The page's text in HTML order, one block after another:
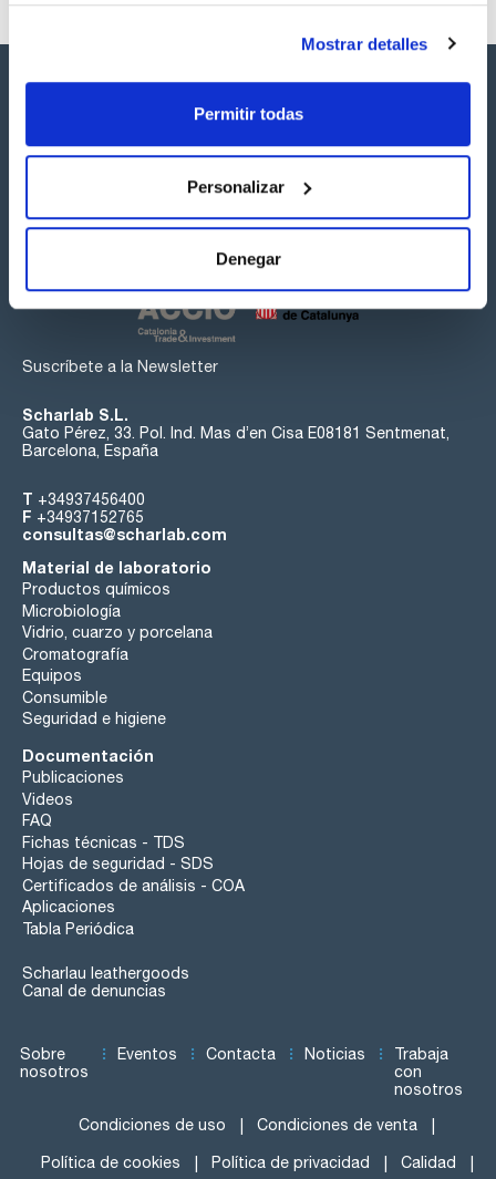
Mostrar detalles
Permitir todas
Personalizar
Denegar
Síguenos:
Suscríbete a la Newsletter
Scharlab S.L.
Gato Pérez, 33. Pol. Ind. Mas d’en Cisa E08181 Sentmenat,
Barcelona, España
T +34937456400
F +34937152765
consultas@scharlab.com
Material de laboratorio
Productos químicos
Microbiología
Vidrio, cuarzo y porcelana
Cromatografía
Equipos
Consumible
Seguridad e higiene
Documentación
Publicaciones
Videos
FAQ
Fichas técnicas - TDS
Hojas de seguridad - SDS
Certificados de análisis - COA
Aplicaciones
Tabla Periódica
Scharlau leathergoods
Canal de denuncias
Sobre
nosotros
Eventos Contacta Noticias
Trabaja
con
nosotros
Condiciones de uso Condiciones de venta
Política de cookies Política de privacidad Calidad